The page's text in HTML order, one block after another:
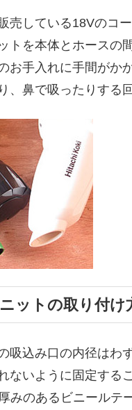
売している18Vのコ
トを本体とホースの
お手入れに手間がか
、鼻で吸ったりする
ットの取り付け
吸込み口の内径はわ
ないように固定する
みのあるビニールテ